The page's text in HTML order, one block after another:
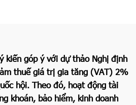
kiến góp ý với dự thảo Nghị định
thuế giá trị gia tăng (VAT) 2%
hội. Theo đó, hoạt động tài
khoán, bảo hiểm, kinh doanh